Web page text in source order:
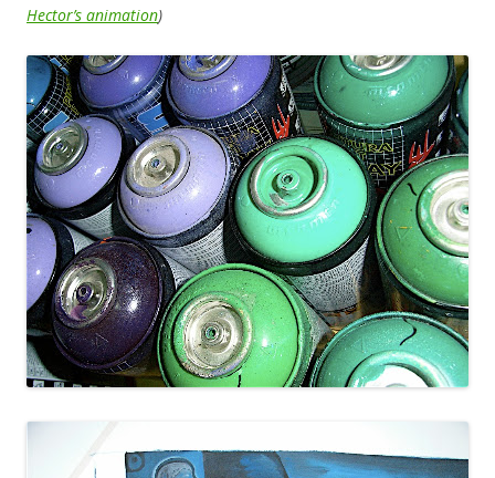
Hector’s animation)